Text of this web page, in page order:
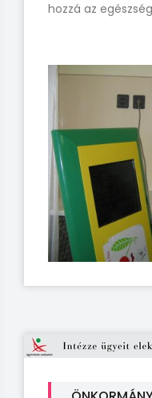
hozzá az